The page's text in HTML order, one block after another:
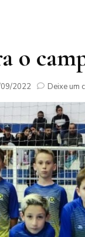
o
2022 Deixe um